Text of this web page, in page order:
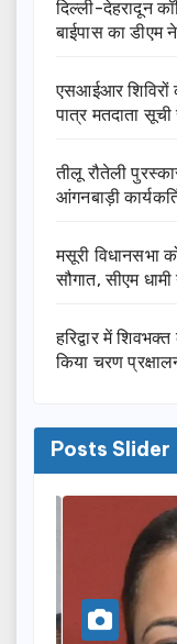
दिल्ली-देहरादून
बाईपास का डीएम
एसआईआर शिविरों
पात्र मतदाता
तीलू रौतेली
आंगनबाड़ी
मसूरी विधानसभा
सौगात, सीएम
हरिद्वार में
किया चरण
Posts Slider